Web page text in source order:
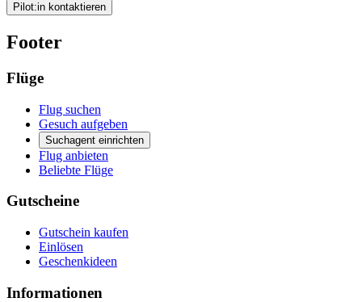
Pilot:in kontaktieren
Footer
Flüge
Flug suchen
Gesuch aufgeben
Suchagent einrichten
Flug anbieten
Beliebte Flüge
Gutscheine
Gutschein kaufen
Einlösen
Geschenkideen
Informationen